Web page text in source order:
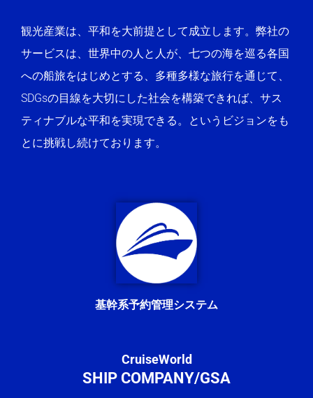
観光産業は、平和を大前提として成立します。 弊社の
サービスは、世界中の人と人が、七つの海を巡る各国
への船旅をはじめとする、多種多様な旅行を通じて、
SDGsの目線を大切にした社会を構築できれば、サス
ティナブルな平和を実現できる。というビジョンをも
とに挑戦し続けております。
基幹系予約管理システム
CruiseWorld
SHIP COMPANY/GSA